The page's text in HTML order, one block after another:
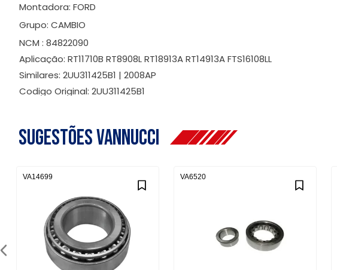
Montadora: FORD
Grupo: CAMBIO
NCM : 84822090
Aplicação: RT11710B RT8908L RT18913A RT14913A FTS16108LL
Similares: 2UU311425B1 | 2008AP
Codigo Original: 2UU311425B1
Sugestões Vannucci
VA14699 VA6520